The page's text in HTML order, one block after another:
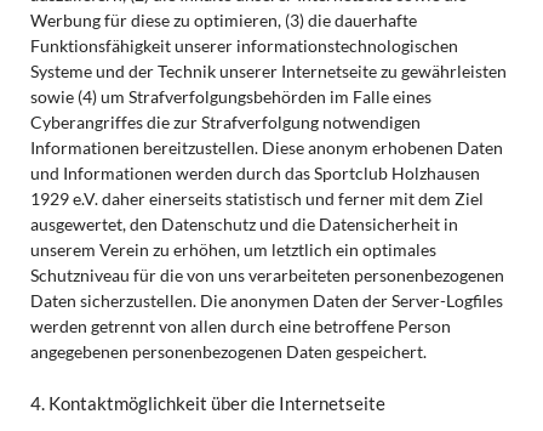
Werbung für diese zu optimieren, (3) die dauerhafte
Funktionsfähigkeit unserer informationstechnologischen
Systeme und der Technik unserer Internetseite zu gewährleisten
sowie (4) um Strafverfolgungsbehörden im Falle eines
Cyberangriffes die zur Strafverfolgung notwendigen
Informationen bereitzustellen. Diese anonym erhobenen Daten
und Informationen werden durch das Sportclub Holzhausen
1929 e.V. daher einerseits statistisch und ferner mit dem Ziel
ausgewertet, den Datenschutz und die Datensicherheit in
unserem Verein zu erhöhen, um letztlich ein optimales
Schutzniveau für die von uns verarbeiteten personenbezogenen
Daten sicherzustellen. Die anonymen Daten der Server-Logfiles
werden getrennt von allen durch eine betroffene Person
angegebenen personenbezogenen Daten gespeichert.
4. Kontaktmöglichkeit über die Internetseite